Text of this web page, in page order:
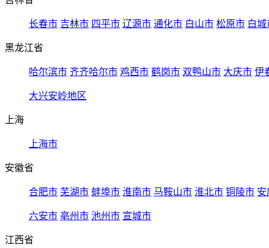
长春市 吉林市 四平市 辽源市 通化市 白山市 松原市 白城
黑龙江省
哈尔滨市 齐齐哈尔市 鸡西市 鹤岗市 双鸭山市 大庆市 伊
大兴安岭地区
上海
上海市
安徽省
合肥市 芜湖市 蚌埠市 淮南市 马鞍山市 淮北市 铜陵市 安
六安市 亳州市 池州市 宣城市
江西省